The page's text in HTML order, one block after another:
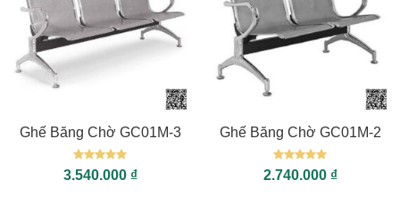
Ghế Băng Chờ GC01M-3
Được xếp
hạng55
3.540.000 ₫
Ghế Băng Chờ GC01M-2
Được xếp
hạng55
2.740.000 ₫